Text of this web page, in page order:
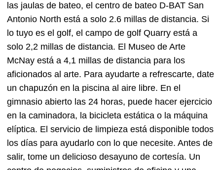
las jaulas de bateo, el centro de bateo D-BAT San
Antonio North está a solo 2.6 millas de distancia. Si
lo tuyo es el golf, el campo de golf Quarry está a
solo 2,2 millas de distancia. El Museo de Arte
McNay está a 4,1 millas de distancia para los
aficionados al arte. Para ayudarte a refrescarte, date
un chapuzón en la piscina al aire libre. En el
gimnasio abierto las 24 horas, puede hacer ejercicio
en la caminadora, la bicicleta estática o la máquina
elíptica. El servicio de limpieza está disponible todos
los días para ayudarlo con lo que necesite. Antes de
salir, tome un delicioso desayuno de cortesía. Un